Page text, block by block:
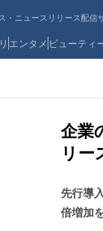
・ニュースリリース配信
エンタメ ビューティ
企業
リー
先行導
倍増加